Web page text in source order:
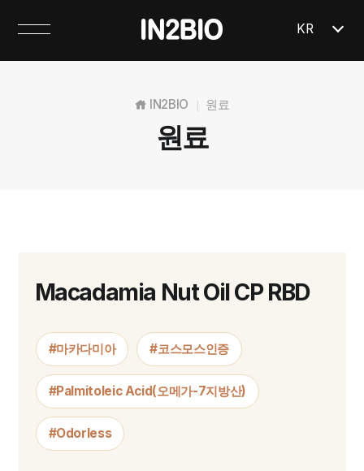
KR
IN2BIO 원료
원료
Macadamia Nut Oil CP RBD
#마카다미아 #코스모스인증
#Palmitoleic Acid(오메가-7지방산)
#Odorless